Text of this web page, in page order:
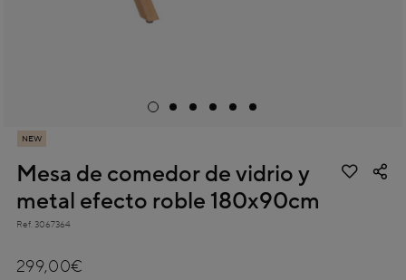
NEW
Mesa de comedor de vidrio y
metal efecto roble 180x90cm
Ref. 3067364
299,00€